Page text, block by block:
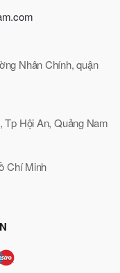
Nhân Chính, quận
Tp Hội An, Quảng Nam
Chí Minh